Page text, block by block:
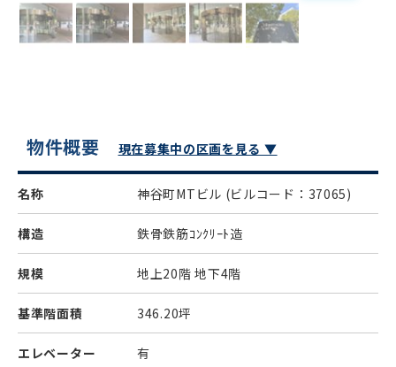
物件概要 現在募集中の区画を見る ▼
名称 神谷町MTビル (ビルコード：37065)
構造 鉄骨鉄筋ｺﾝｸﾘｰﾄ造
規模 地上20階 地下4階
基準階面積 346.20坪
エレベーター 有